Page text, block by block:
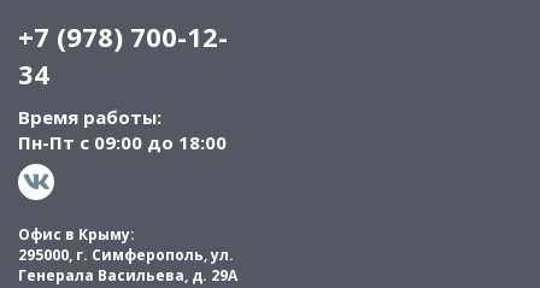
+7 (978) 700-12-
34
Время работы:
Пн-Пт с 09:00 до 18:00
Офис в Крыму:
295000, г. Симферополь, ул.
Генерала Васильева, д. 29А